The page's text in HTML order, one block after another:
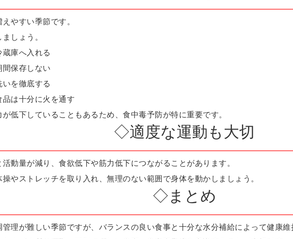
やすい季節です。
しょう。
庫へ入れる
保存しない
を徹底する
は十分に火を通す
低下していることもあるため、食中毒予防が特に重要です。
◇適度な運動も大切
動量が減り、食欲低下や筋力低下につながることがあります。
やストレッチを取り入れ、無理のない範囲で身体を動かしましょう。
◇まとめ
理が難しい季節ですが、バランスの良い食事と十分な水分補給によって健康